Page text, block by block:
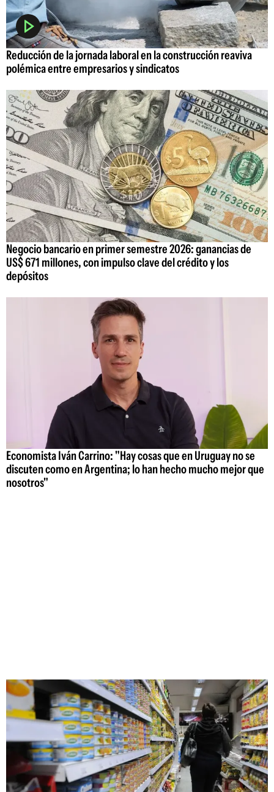
Reducción de la jornada laboral en la construcción reaviva
polémica entre empresarios y sindicatos
Negocio bancario en primer semestre 2026: ganancias de
US$ 671 millones, con impulso clave del crédito y los
depósitos
Economista Iván Carrino: "Hay cosas que en Uruguay no se
discuten como en Argentina; lo han hecho mucho mejor que
nosotros"